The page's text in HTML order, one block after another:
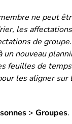
ne peut
les
de
un nouveau
feuilles de
les aligner sur
> Groupes.